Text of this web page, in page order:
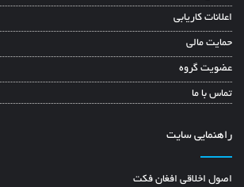
اعلانات کاریابی
حمایت مالی
عضویت گروه
تماس با ما
راهنمایی سایت
اصول اخلاقی افغان فکت